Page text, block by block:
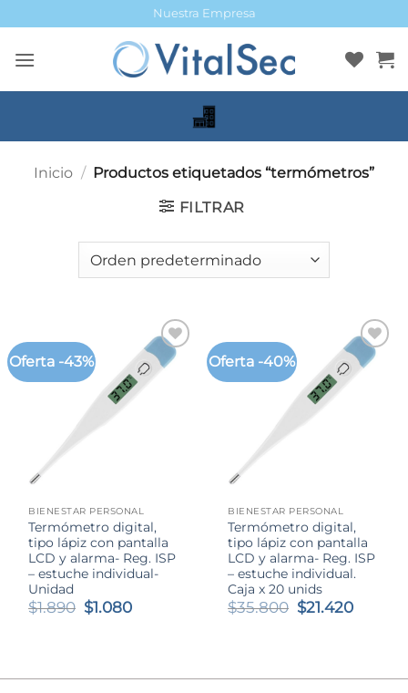
al
contenido
Nuestra Empresa
Inicio / Productos etiquetados “termómetros”
FILTRAR
Oferta -43%
BIENESTAR PERSONAL
Termómetro digital,
tipo lápiz con pantalla
LCD y alarma- Reg. ISP
– estuche individual-
Unidad
$1.890 El
$1.080El
Oferta -40%
BIENESTAR PERSONAL
Termómetro digital,
tipo lápiz con pantalla
LCD y alarma- Reg. ISP
– estuche individual.
Caja x 20 unids
$35.800 El
$21.420El